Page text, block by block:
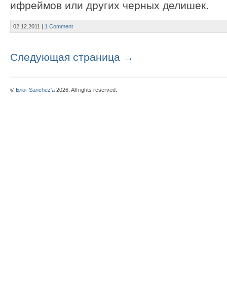
ифреймов или других черных делишек.
02.12.2011 | 1 Comment
Следующая страница →
© Блог Sanchez'a 2026. All rights reserved.